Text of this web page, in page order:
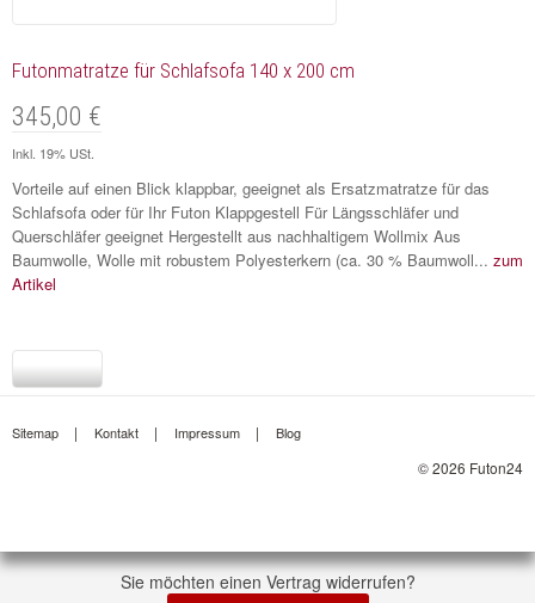
Futonmatratze für Schlafsofa 140 x 200 cm
345,00 €
Inkl. 19% USt.
Vorteile auf einen Blick klappbar, geeignet als Ersatzmatratze für das
Schlafsofa oder für Ihr Futon Klappgestell Für Längsschläfer und
Querschläfer geeignet Hergestellt aus nachhaltigem Wollmix Aus
Baumwolle, Wolle mit robustem Polyesterkern (ca. 30 % Baumwoll... zum
Artikel
Sitemap Kontakt Impressum Blog
© 2026 Futon24
Sie möchten einen Vertrag widerrufen?